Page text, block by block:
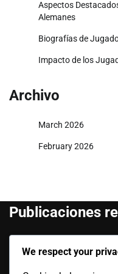
Aspectos
Alemanes
Biografías de
Impacto de los
Archivo
March 2026
February 2026
Publicaciones
Jürgen Klinsmann:
como entrenador,
We respect your